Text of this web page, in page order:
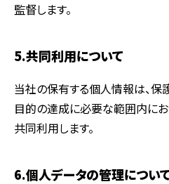
監督します。
5.共同利用について
当社の保有する個人情報は、保
目的の達成に必要な範囲内に
共同利用します。
6.個人データの管理につい